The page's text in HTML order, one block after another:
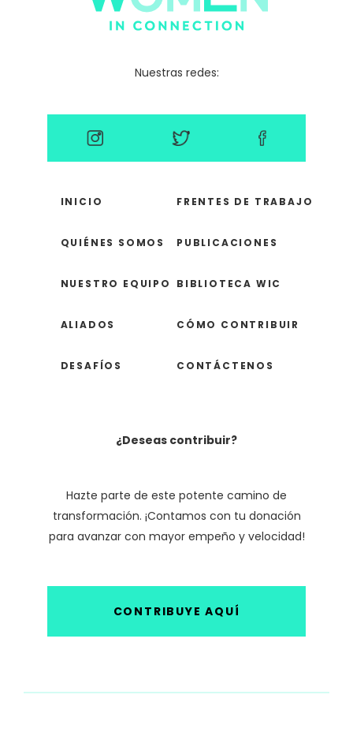
Nuestras redes:
INICIO
QUIÉNES SOMOS
NUESTRO EQUIPO
ALIADOS
DESAFÍOS
FRENTES DE TRABAJO
PUBLICACIONES
BIBLIOTECA WIC
CÓMO CONTRIBUIR
CONTÁCTENOS
¿Deseas contribuir?
Hazte parte de este potente camino de
transformación. ¡Contamos con tu donación
para avanzar con mayor empeño y velocidad!
CONTRIBUYE AQUÍ